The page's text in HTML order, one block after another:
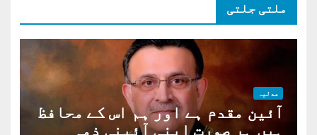
ملتی جلتی
عدلیہ
آئین مقدم ہے اور ہم اس کے محافظ
ہیں ہر صورت اپنی آئینی ذمہ